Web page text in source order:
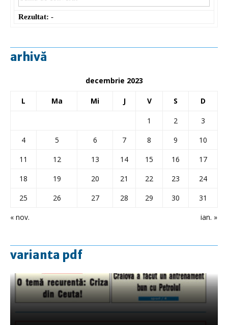
Rezultat: -
arhivă
decembrie 2023
L Ma Mi J V S D
« nov. ian. »
1 2
3
4
5 6 7 8 9
10
11
12 13 14 15 16
17
18
19 20 21 22 23
24
25
26 27 28 29 30 31
varianta pdf